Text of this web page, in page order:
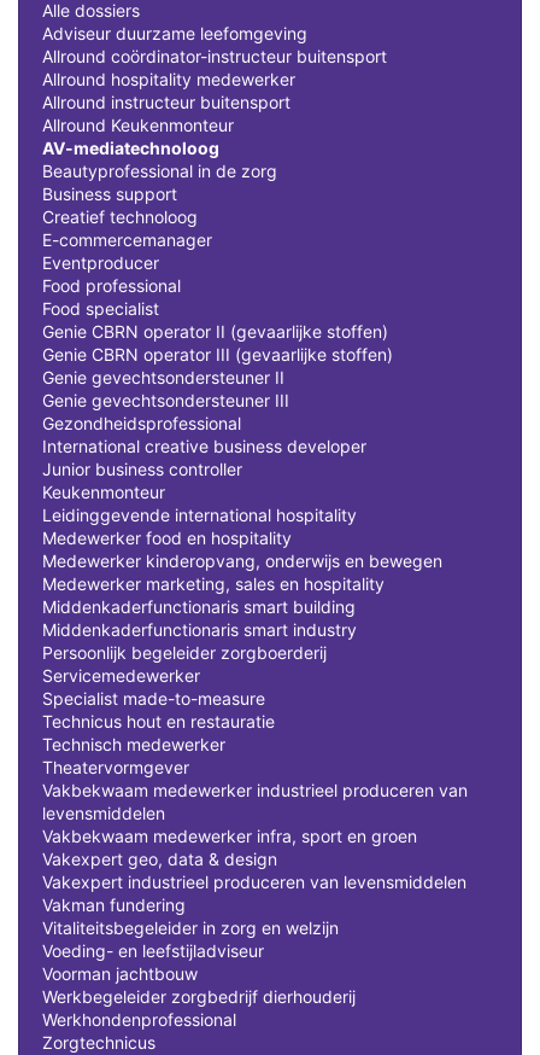
Alle dossiers
Adviseur duurzame leefomgeving
Allround coördinator-instructeur buitensport
Allround hospitality medewerker
Allround instructeur buitensport
Allround Keukenmonteur
AV-mediatechnoloog
Beautyprofessional in de zorg
Business support
Creatief technoloog
E-commercemanager
Eventproducer
Food professional
Food specialist
Genie CBRN operator II (gevaarlijke stoffen)
Genie CBRN operator III (gevaarlijke stoffen)
Genie gevechtsondersteuner II
Genie gevechtsondersteuner III
Gezondheidsprofessional
International creative business developer
Junior business controller
Keukenmonteur
Leidinggevende international hospitality
Medewerker food en hospitality
Medewerker kinderopvang, onderwijs en bewegen
Medewerker marketing, sales en hospitality
Middenkaderfunctionaris smart building
Middenkaderfunctionaris smart industry
Persoonlijk begeleider zorgboerderij
Servicemedewerker
Specialist made-to-measure
Technicus hout en restauratie
Technisch medewerker
Theatervormgever
Vakbekwaam medewerker industrieel produceren van
levensmiddelen
Vakbekwaam medewerker infra, sport en groen
Vakexpert geo, data & design
Vakexpert industrieel produceren van levensmiddelen
Vakman fundering
Vitaliteitsbegeleider in zorg en welzijn
Voeding- en leefstijladviseur
Voorman jachtbouw
Werkbegeleider zorgbedrijf dierhouderij
Werkhondenprofessional
Zorgtechnicus